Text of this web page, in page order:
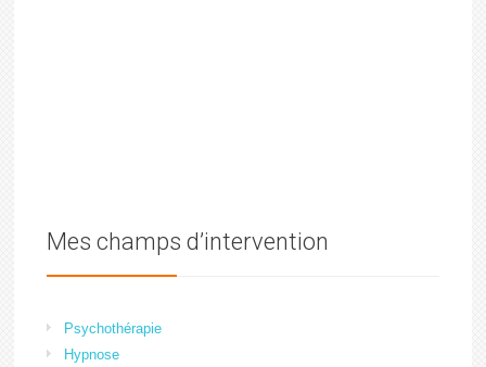
Mes champs d’intervention
Psychothérapie
Hypnose